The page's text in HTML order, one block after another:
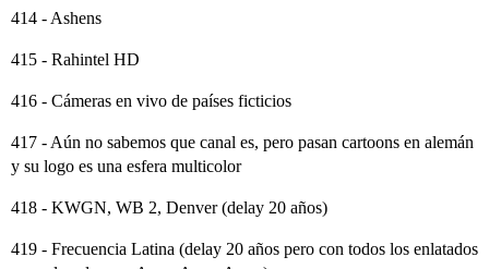
414 - Ashens
415 - Rahintel HD
416 - Cámeras en vivo de países ficticios
417 - Aún no sabemos que canal es, pero pasan cartoons en alemán
y su logo es una esfera multicolor
418 - KWGN, WB 2, Denver (delay 20 años)
419 - Frecuencia Latina (delay 20 años pero con todos los enlatados